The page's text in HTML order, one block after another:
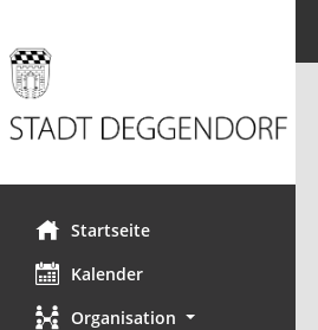
Startseite
Kalender
Organisation